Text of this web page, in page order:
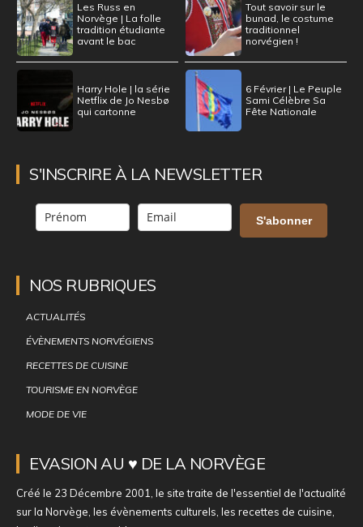
Les Russ en
Norvège | La folle
tradition étudiante
avant le bac
Tout savoir sur le
bunad, le costume
traditionnel
norvégien !
Harry Hole | la série
Netflix de Jo Nesbø
qui cartonne
6 Février | Le Peuple
Sami Célèbre Sa
Fête Nationale
S'INSCRIRE À LA NEWSLETTER
S'abonner
NOS RUBRIQUES
ACTUALITÉS
ÉVÈNEMENTS NORVÉGIENS
RECETTES DE CUISINE
TOURISME EN NORVÈGE
MODE DE VIE
EVASION AU ♥ DE LA NORVÈGE
Créé le 23 Décembre 2001, le site traite de l'essentiel de l'actualité
sur la Norvège, les évènements culturels, les recettes de cuisine,